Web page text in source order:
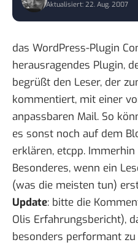
Aktualisiert: 22. Aug. 2007
das WordPress-Plugin
herausragendes Plugin,
begrüßt den Leser, der
kommentiert, mit einer
anpassbaren Mail. So
es sonst noch auf dem
erklären, etcpp.
Besonderes, wenn ein
(was die meisten tun)
Update: bitte die
Olis Erfahrungsbericht),
besonders performant